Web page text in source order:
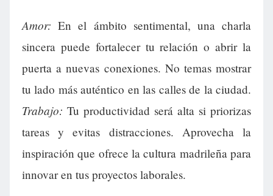
Amor: En el ámbito sentimental, una charla
sincera puede fortalecer tu relación o abrir la
puerta a nuevas conexiones. No temas mostrar
tu lado más auténtico en las calles de la ciudad.
Trabajo: Tu productividad será alta si priorizas
tareas y evitas distracciones. Aprovecha la
inspiración que ofrece la cultura madrileña para
innovar en tus proyectos laborales.